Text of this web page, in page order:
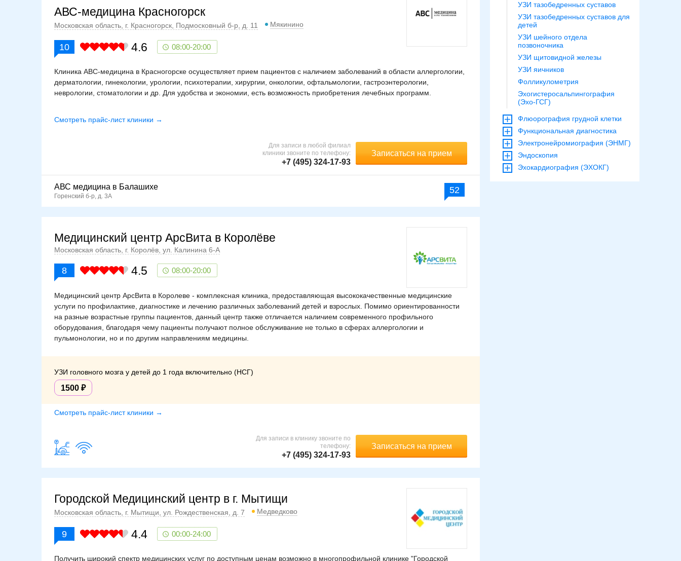
АВС-медицина Красногорск
Московская область, г. Красногорск, Подмосковный б-р, д. 11 Мякинино
10 4.6 08:00-20:00
Клиника АВС-медицина в Красногорске осуществляет прием пациентов с наличием заболеваний в области аллергологии,
дерматологии, гинекологии, урологии, психотерапии, хирургии, онкологии, офтальмологии, гастроэнтерологии,
неврологии, стоматологии и др. Для удобства и экономии, есть возможность приобретения лечебных программ.
Смотреть прайс-лист клиники →
Записаться на прием
Для записи в любой филиал
клиники звоните по телефону:
+7 (495) 324-17-93
АВС медицина в Балашихе 52
Горенский б-р, д. 3А
Медицинский центр АрсВита в Королёве
Московская область, г. Королёв, ул. Калинина 6-А
8 4.5 08:00-20:00
Медицинский центр АрсВита в Королеве - комплексная клиника, предоставляющая высококачественные медицинские
услуги по профилактике, диагностике и лечению различных заболеваний детей и взрослых. Помимо ориентированности
на разные возрастные группы пациентов, данный центр также отличается наличием современного профильного
оборудования, благодаря чему пациенты получают полное обслуживание не только в сферах аллергологии и
пульмонологии, но и по другим направлениям медицины.
УЗИ головного мозга у детей до 1 года включительно (НСГ)
1500
Смотреть прайс-лист клиники →
Записаться на прием
Для записи в клинику звоните по
телефону:
+7 (495) 324-17-93
Городской Медицинский центр в г. Мытищи
Московская область, г. Мытищи, ул. Рождественская, д. 7 Медведково
9 4.4 00:00-24:00
Получить широкий спектр медицинских услуг по доступным ценам возможно в многопрофильной клинике "Городской
УЗИ тазобедренных суставов
УЗИ тазобедренных суставов для
детей
УЗИ шейного отдела
позвоночника
УЗИ щитовидной железы
УЗИ яичников
Фолликулометрия
Эхогистеросальпингография
(Эхо-ГСГ)
Флюорография грудной клетки
Функциональная диагностика
Электронейромиография (ЭНМГ)
Эндоскопия
Эхокардиография (ЭХОКГ)